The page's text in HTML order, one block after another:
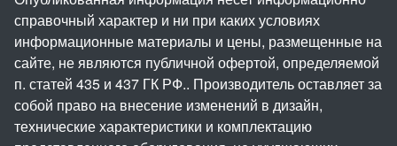
справочный характер и ни при каких условиях
информационные материалы и цены, размещенные на
сайте, не являются публичной офертой, определяемой
п. статей 435 и 437 ГК РФ.. Производитель оставляет за
собой право на внесение изменений в дизайн,
технические характеристики и комплектацию